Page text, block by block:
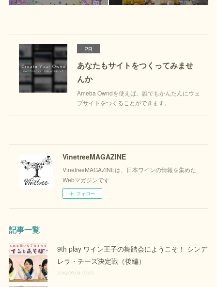
PR
あなたもサイトをつくってみませ
んか
Ameba Owndを使えば、誰でもかんたんにウェ
ブサイトをつくることができます。
VinetreeMAGAZINE
VinetreeMAGAZINEは、日本ワインの情報を集めた
Webマガジンです
フォロー
記事一覧
9th play ワイン王子の舞踏会にようこそ！ シンデ
レラ・チーズ決定戦（後編）
2019.06.04 03:00